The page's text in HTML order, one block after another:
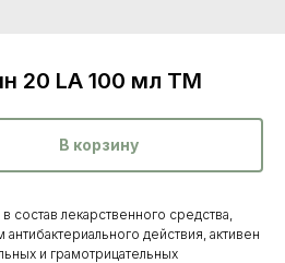
20 LA 100 мл ТМ
В корзину
состав лекарственного средства,
действия, активен
и грамотрицательных